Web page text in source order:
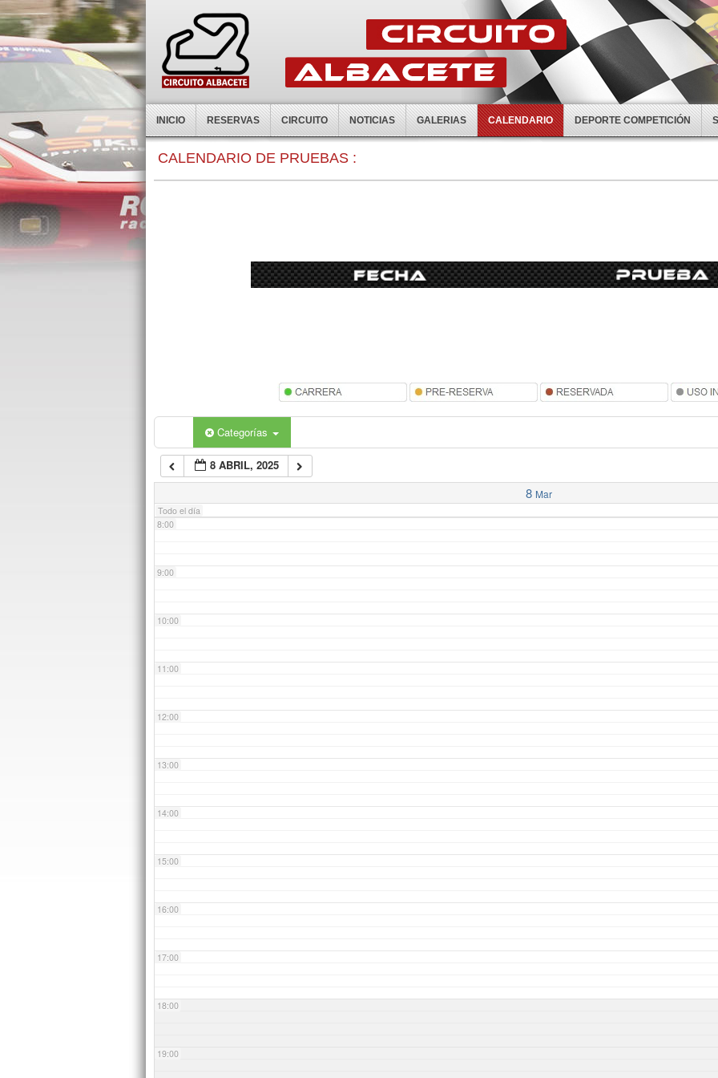
INICIO RESERVAS CIRCUITO NOTICIAS GALERIAS CALENDARIO DEPORTE COMPETICIÓN
CALENDARIO DE PRUEBAS :
Categorías
8 ABRIL, 2025
8 Mar
Todo el día
0:00
7:00
8:00
9:00
10:00
11:00
12:00
13:00
14:00
15:00
16:00
17:00
18:00
19:00